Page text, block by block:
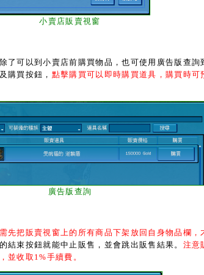
小賣店販賣視窗
可以到小賣店前購買物品，也可使用廣告版查詢
購買按鈕， 點擊購買可以即時購買道具，購買時可
廣告版查詢
先把販賣視窗上的所有商品下架放回自身物品欄，
結束按鈕就能中止販售，並會跳出販售結果。 注意
並收取1%手續費。